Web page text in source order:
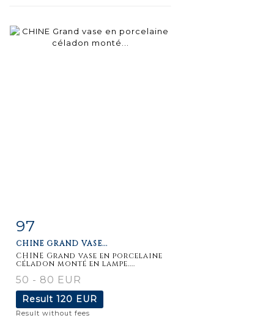
Item detail
97
CHINE GRAND VASE...
CHINE Grand vase en porcelaine
céladon monté en lampe....
50 - 80 EUR
Result 120 EUR
Result without fees